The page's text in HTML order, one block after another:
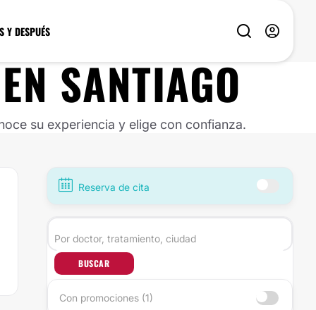
Y DESPUÉS
SANTIAGO
su experiencia y elige con confianza.
Reserva de cita
BUSCAR
Con promociones (1)